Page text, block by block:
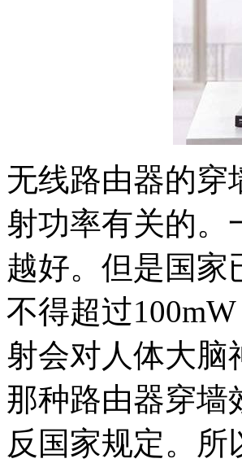
无线路由器的穿
射功率有关的。
越好。但是国家
不得超过
射会对人体大脑
那种路由器穿墙
反国家规定。所